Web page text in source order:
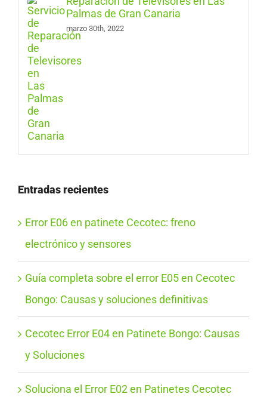
Palmas de Gran Canaria
marzo 30th, 2022
Entradas recientes
Error E06 en patinete Cecotec: freno
electrónico y sensores
Guía completa sobre el error E05 en Cecotec
Bongo: Causas y soluciones definitivas
Cecotec Error E04 en Patinete Bongo: Causas
y Soluciones
Soluciona el Error E02 en Patinetes Cecotec